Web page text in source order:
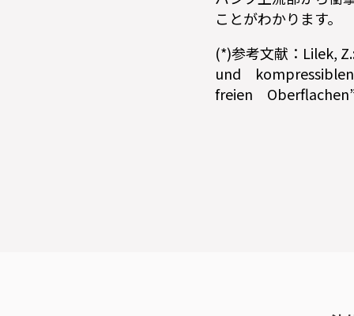
ことがわかります。
(*)参考文献：Lilek,
und
freien